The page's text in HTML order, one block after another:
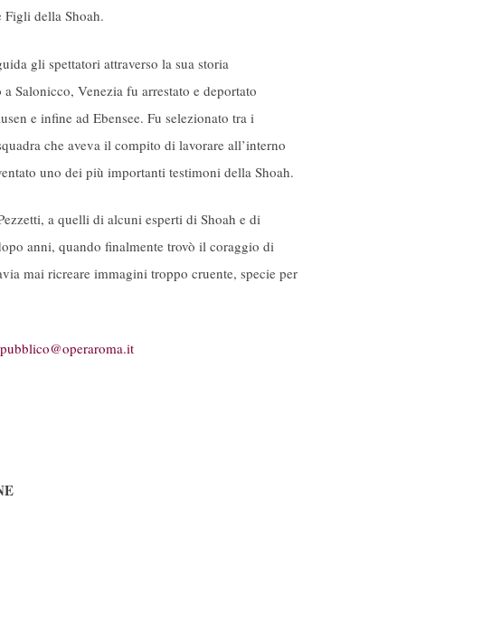
Figli della Shoah.
gli spettatori attraverso la sua storia
Salonicco, Venezia fu arrestato e deportato
e infine ad Ebensee. Fu selezionato tra i
che aveva il compito di lavorare all’interno
uno dei più importanti testimoni della Shoah.
a quelli di alcuni esperti di Shoah e di
anni, quando finalmente trovò il coraggio di
mai ricreare immagini troppo cruente, specie per
it